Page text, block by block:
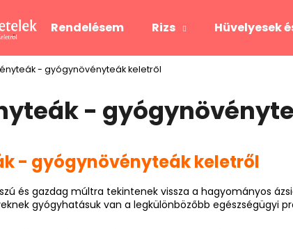
Rendelésem Rizs Hüvelyesek
- gyógynövényteák keletről
-
- gyógynövényteák keletről
és gazdag múltra tekintenek vissza a hagyományos
gyógyhatásuk van a legkülönbözőbb egészségügyi